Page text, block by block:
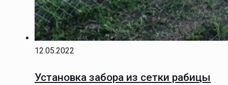
12.05.2022
Установка забора из сетки рабицы